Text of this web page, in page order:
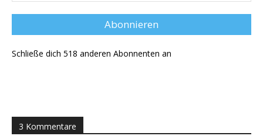
Adresse
Abonnieren
Schließe dich 518 anderen Abonnenten an
3 Kommentare